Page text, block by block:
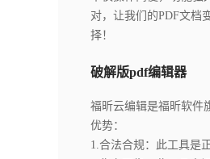
对，让我们的PDF文档
择！
破解版pdf编辑器
福昕云编辑是福昕软件
优势：
1.合法合规：此工具是